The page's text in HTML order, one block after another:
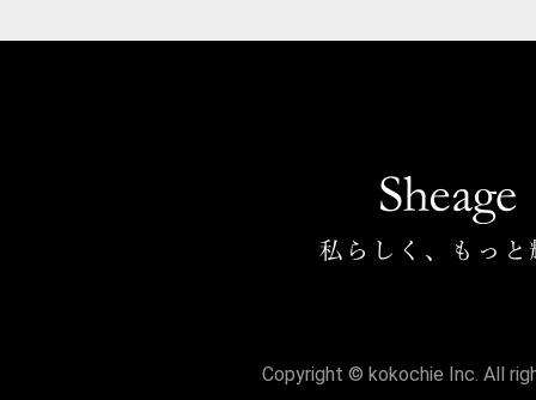
Copyright © kokochie Inc. All